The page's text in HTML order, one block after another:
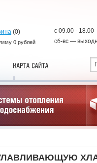
(0)
0 рублей
с 09.00 - 18.00
сб-вс —